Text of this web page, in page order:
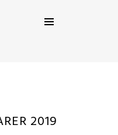
2019